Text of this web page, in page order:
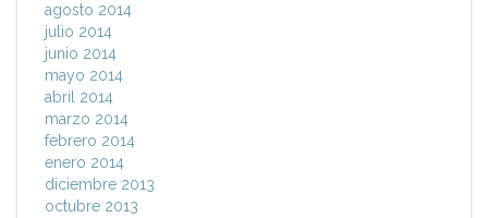
agosto 2014
julio 2014
junio 2014
mayo 2014
abril 2014
marzo 2014
febrero 2014
enero 2014
diciembre 2013
octubre 2013